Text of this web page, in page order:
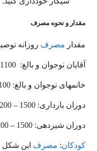
مقدار و نحوه مصرف
مقدار مصرف روزانه
آقایان نوجوان و بالغ: 1100 – 800 میلی گرم
خانمهای نوجوان و بالغ: 1100 – 700 میلی گرم
دوران بارداری: 1500 – 1200 میلی گرم
دوران شیردهی: 1500 – 1200 میلی گرم
کودکان: مصرف این